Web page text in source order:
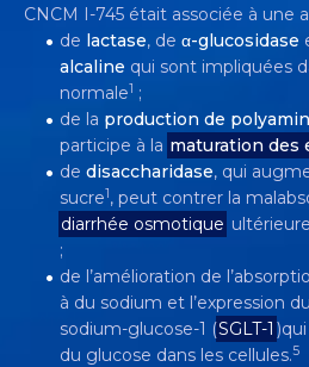
CNCM I-745 était associée à une
de lactase, de α-glucosidase
alcaline qui sont impliquées
normale1 ;
de la production de
participe à la maturation des
de disaccharidase, qui
sucre1, peut contrer la
diarrhée osmotique
;
de l’amélioration de
à du sodium et l’expression
sodium-glucose-1 (SGLT-1
du glucose dans les cellules.5